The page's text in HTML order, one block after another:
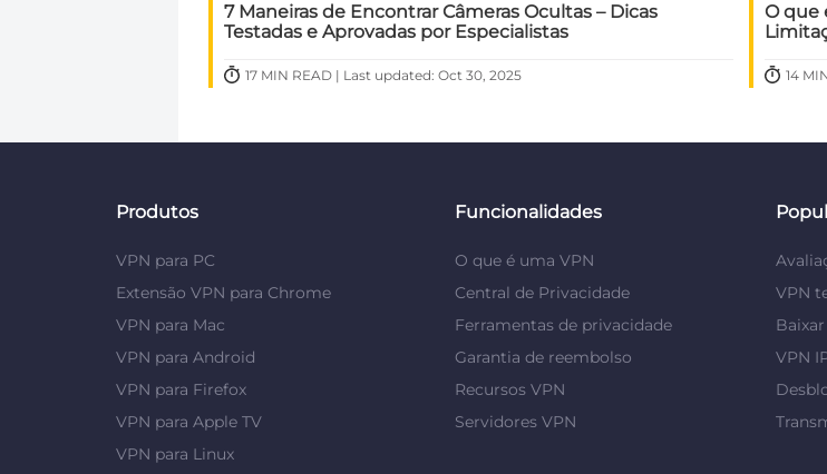
7 Maneiras de Encontrar Câmeras Ocultas – Dicas
Testadas e Aprovadas por Especialistas
17 MIN READ | Last updated: Oct 30, 2025
O que
14
Produtos
VPN para PC
Extensão VPN para Chrome
VPN para Mac
VPN para Android
VPN para Firefox
VPN para Apple TV
VPN para Linux
Funcionalidades
O que é uma VPN
Central de Privacidade
Ferramentas de privacidade
Garantia de reembolso
Recursos VPN
Servidores VPN
VPN
VPN